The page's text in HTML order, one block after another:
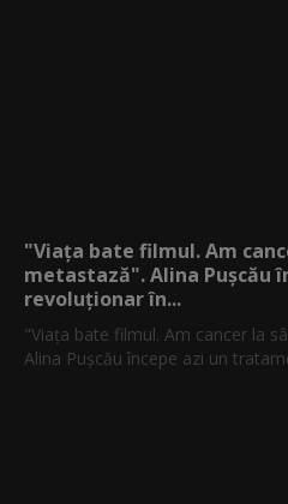
"Viața bate filmul. Am
metastază". Alina Pușcău
revoluționar în...
"Viața bate filmul. Am cancer la
Alina Pușcău începe azi un